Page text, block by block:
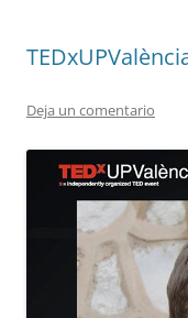
Deja un comentario